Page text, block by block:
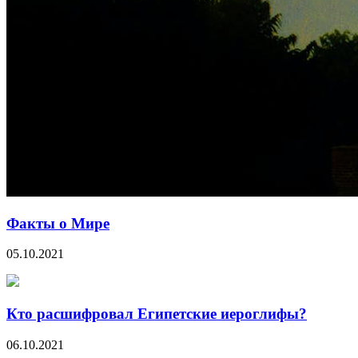
Факты о Мире
05.10.2021
Кто расшифровал Египетские иероглифы?
06.10.2021